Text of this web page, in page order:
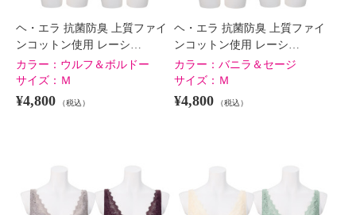
ヘ・エラ 抗菌防臭 上質ファイ
ンコットン使用 レーシ…
カラー： ウルフ＆ボルドー
サイズ： Ｍ
¥4,800 （税込）
ヘ・エラ 抗菌防臭 上質ファイ
ンコットン使用 レーシ…
カラー： バニラ＆セージ
サイズ： Ｍ
¥4,800 （税込）